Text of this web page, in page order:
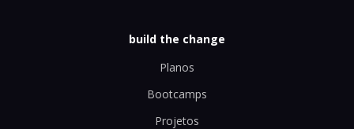
build the change
Planos
Bootcamps
Projetos